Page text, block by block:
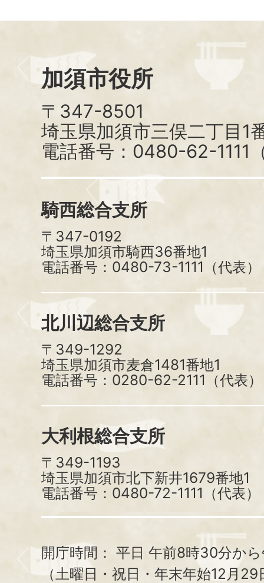
加須市役所
〒347-8501
埼玉県加須市三俣二丁目1
電話番号：0480-62-1111
騎西総合支所
〒347-0192
埼玉県加須市騎西36番地1
電話番号：0480-73-1111（代表）
北川辺総合支所
〒349-1292
埼玉県加須市麦倉1481番地1
電話番号：0280-62-2111（代表）
大利根総合支所
〒349-1193
埼玉県加須市北下新井1679番地1
電話番号：0480-72-1111（代表）
開庁時間： 平日 午前8時30分か
（土曜日・祝日・年末年始12月